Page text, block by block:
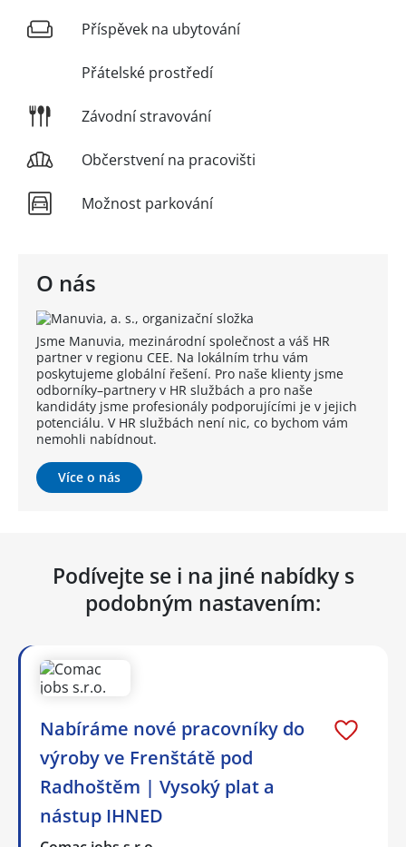
O nás
Jsme Manuvia, mezinárodní společnost a váš HR
partner v regionu CEE. Na lokálním trhu vám
poskytujeme globální řešení. Pro naše klienty jsme
odborníky–partnery v HR službách a pro naše
kandidáty jsme profesionály podporujícími je v jejich
potenciálu. V HR službách není nic, co bychom vám
nemohli nabídnout.
Více o nás
Příspěvek na ubytování
Přátelské prostředí
Závodní stravování
Občerstvení na pracovišti
Možnost parkování
Podívejte se i na jiné nabídky s
podobným nastavením:
Nabíráme nové pracovníky do
výroby ve Frenštátě pod
Radhoštěm | Vysoký plat a
nástup IHNED